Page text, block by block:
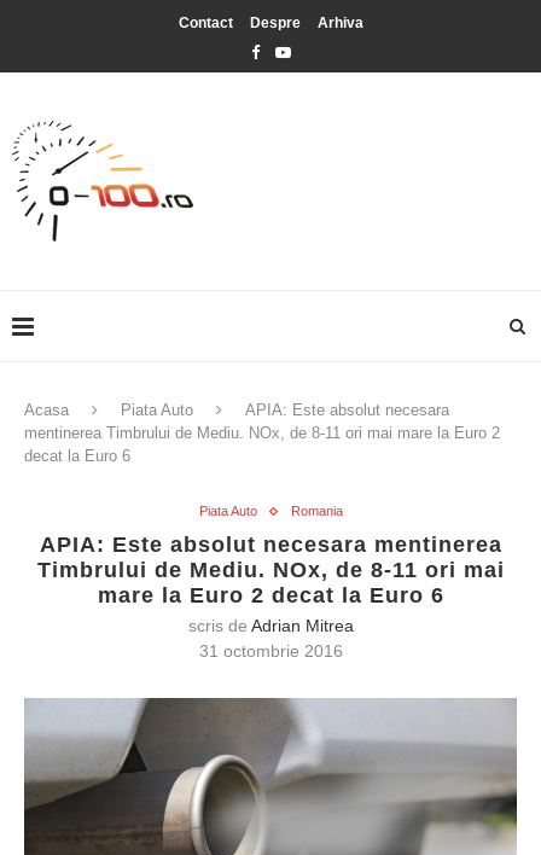
Contact Despre Arhiva
Acasa Piata Auto
APIA: Este absolut necesara
mentinerea Timbrului de Mediu. NOx, de 8-11 ori mai mare la Euro 2
decat la Euro 6
Piata Auto Romania
APIA: Este absolut necesara mentinerea
Timbrului de Mediu. NOx, de 8-11 ori mai
mare la Euro 2 decat la Euro 6
scris de Adrian Mitrea
31 octombrie 2016